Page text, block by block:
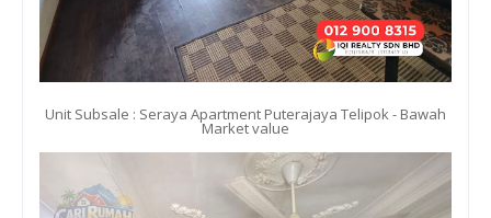
Unit Subsale : Seraya Apartment Puterajaya Telipok - Bawah
Market value